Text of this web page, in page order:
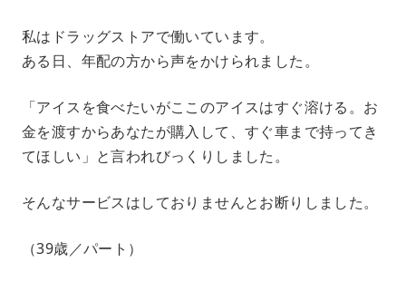
私はドラッグストアで働いています。
ある日、年配の方から声をかけられました。
「アイスを食べたいがここのアイスはすぐ溶ける。お
金を渡すからあなたが購入して、すぐ車まで持ってき
てほしい」と言われびっくりしました。
そんなサービスはしておりませんとお断りしました。
（39歳／パート）